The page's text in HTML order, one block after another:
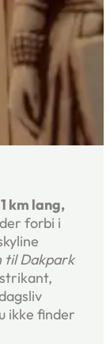
km lang,
forbi i
til Dakpark
ikke finder